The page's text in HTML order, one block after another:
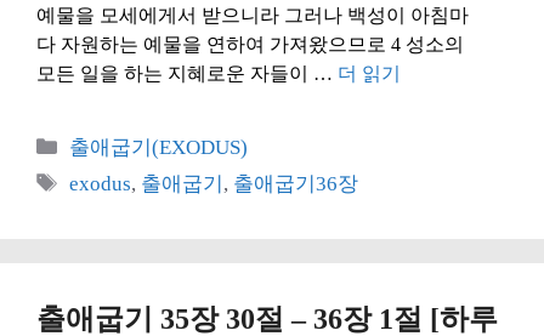
예물을 모세에게서 받으니라 그러나 백성이 아침마
다 자원하는 예물을 연하여 가져왔으므로 4 성소의
모든 일을 하는 지혜로운 자들이 … 더 읽기
카
출애굽기(EXODUS)
태
exodus, 출애굽기 , 출애굽기36장
출애굽기 35장 30절 – 36장 1절 [하루